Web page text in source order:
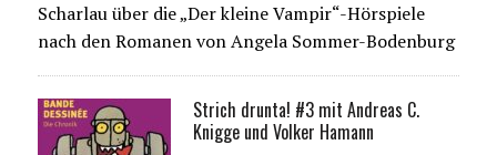
Scharlau über die „Der kleine Vampir“-Hörspiele
nach den Romanen von Angela Sommer-Bodenburg
Strich drunta! #3 mit Andreas C.
Knigge und Volker Hamann